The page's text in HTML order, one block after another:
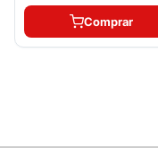
Comprar